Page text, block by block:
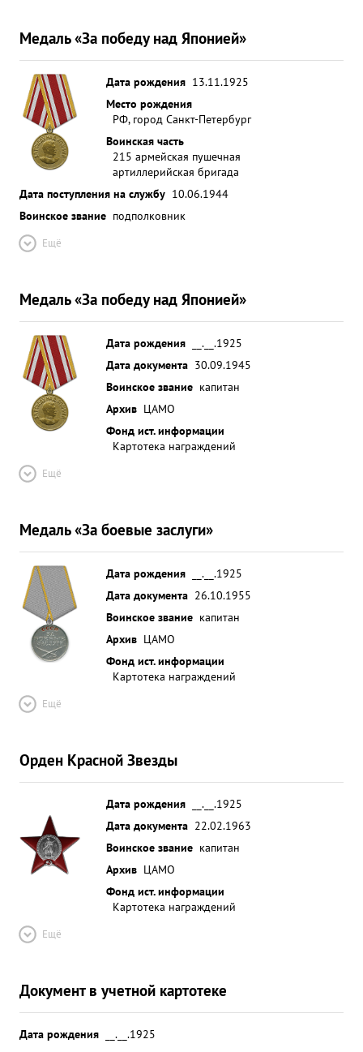
Медаль «За победу над Японией»
Дата рождения 13.11.1925
Место рождения
РФ, город Санкт-Петербург
Воинская часть
215 армейская пушечная
артиллерийская бригада
Дата поступления на службу 10.06.1944
Воинское звание подполковник
Ещё
Медаль «За победу над Японией»
Дата рождения
__.__.1925
Дата документа 30.09.1945
Воинское звание капитан
Архив ЦАМО
Фонд ист. информации
Картотека награждений
Ещё
Медаль «За боевые заслуги»
Дата рождения
__.__.1925
Дата документа 26.10.1955
Воинское звание капитан
Архив ЦАМО
Фонд ист. информации
Картотека награждений
Ещё
Орден Красной Звезды
Дата рождения
__.__.1925
Дата документа 22.02.1963
Воинское звание капитан
Архив ЦАМО
Фонд ист. информации
Картотека награждений
Ещё
Документ в учетной картотеке
Дата рождения
__.__.1925